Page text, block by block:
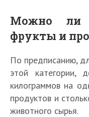
Можно ли
фрукты и
По предписанию,
этой категории,
килограммов на
продуктов и
животного сырья.